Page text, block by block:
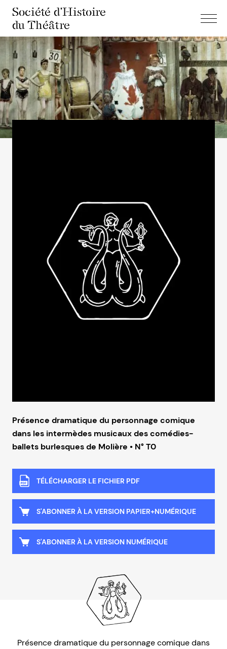
Société d'Histoire
du Théâtre
Présence dramatique du personnage comique
dans les intermèdes musicaux des comédies-
ballets burlesques de Molière • N° T0
TÉLÉCHARGER LE FICHIER PDF
S'ABONNER À LA VERSION PAPIER+NUMÉRIQUE
S'ABONNER À LA VERSION NUMÉRIQUE
Présence dramatique du personnage comique dans